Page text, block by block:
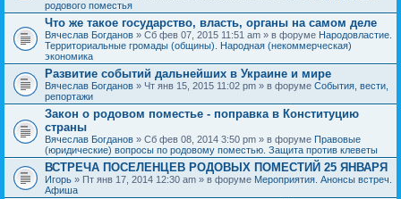
родового поместья
Что же такое государство, власть, органы на самом деле
Вячеслав Богданов » Сб фев 07, 2015 11:51 am » в форуме Народовластие.
Территориальные громады (общины). Народная (некоммерческая)
экономика
Развитие событий дальнейших в Украине и мире
Вячеслав Богданов » Чт янв 15, 2015 11:02 pm » в форуме События, вести,
репортажи
Закон о родовом поместье - поправка в Конституцию
страны
Вячеслав Богданов » Сб фев 08, 2014 3:50 pm » в форуме Правовые
(юридические) вопросы по родовому поместью. Защита против клеветы
ВСТРЕЧА ПОСЕЛЕНЦЕВ РОДОВЫХ ПОМЕСТИЙ 25 ЯНВАРЯ
Игорь » Пт янв 17, 2014 12:30 am » в форуме Мероприятия. Анонсы встреч.
Афиша